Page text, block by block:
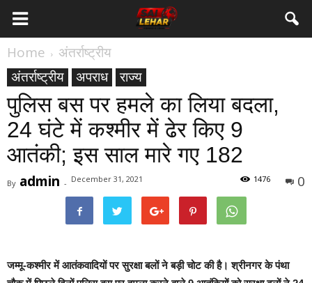
Home
अंतर्राष्ट्रीय
अंतर्राष्ट्रीय
अपराध राज्य
पुलिस बस पर हमले का लिया बदला,
24 घंटे में कश्मीर में ढेर किए 9
आतंकी; इस साल मारे गए 182
By admin - December 31, 2021 0
1476
जम्मू-कश्मीर में आतंकवादियों पर सुरक्षा बलों ने बड़ी चोट की है। श्रीनगर के पंथा